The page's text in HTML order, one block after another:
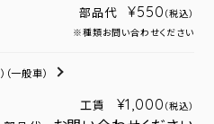
部品代 ¥550 （税込）
※種類お問い合わせください
（一般車）
工賃 ¥1,000 （税込）